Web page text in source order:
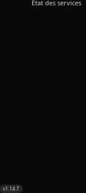
État des services
v1.14.7